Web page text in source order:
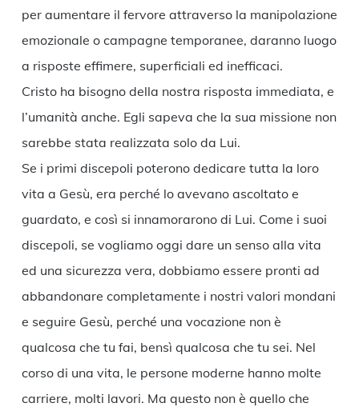
per aumentare il fervore attraverso la manipolazione
emozionale o campagne temporanee, daranno luogo
a risposte effimere, superficiali ed inefficaci.
Cristo ha bisogno della nostra risposta immediata, e
l’umanità anche. Egli sapeva che la sua missione non
sarebbe stata realizzata solo da Lui.
Se i primi discepoli poterono dedicare tutta la loro
vita a Gesù, era perché lo avevano ascoltato e
guardato, e così si innamorarono di Lui. Come i suoi
discepoli, se vogliamo oggi dare un senso alla vita
ed una sicurezza vera, dobbiamo essere pronti ad
abbandonare completamente i nostri valori mondani
e seguire Gesù, perché una vocazione non è
qualcosa che tu fai, bensì qualcosa che tu sei. Nel
corso di una vita, le persone moderne hanno molte
carriere, molti lavori. Ma questo non è quello che